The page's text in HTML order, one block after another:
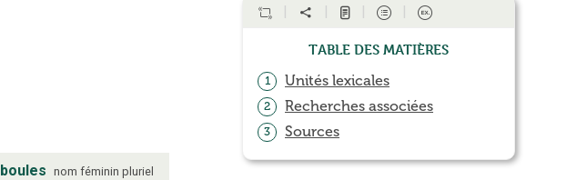
boules nom féminin pluriel
Table des matières
1 Unités lexicales
2 Recherches associées
3 Sources